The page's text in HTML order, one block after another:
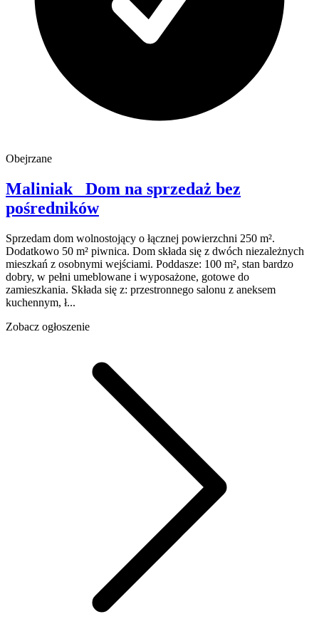
Obejrzane
Maliniak Dom na sprzedaż bez
pośredników
Sprzedam dom wolnostojący o łącznej powierzchni 250 m².
Dodatkowo 50 m² piwnica. Dom składa się z dwóch niezależnych
mieszkań z osobnymi wejściami. Poddasze: 100 m², stan bardzo
dobry, w pełni umeblowane i wyposażone, gotowe do
zamieszkania. Składa się z: przestronnego salonu z aneksem
kuchennym, ł...
Zobacz ogłoszenie